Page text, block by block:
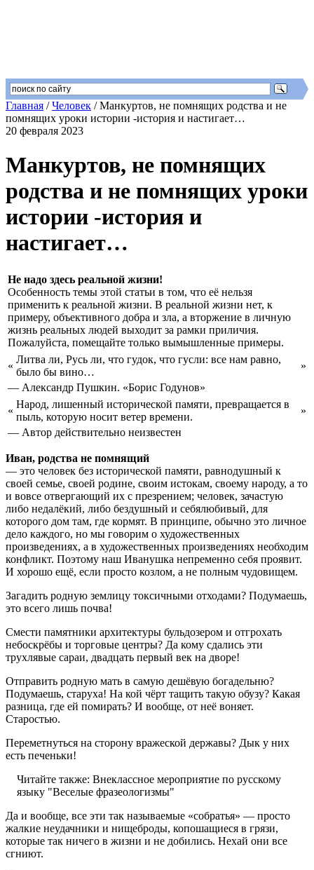
Главная /Человек /Манкуртов, не помнящих родства и не
помнящих уроки истории -история и настигает…
20 февраля 2023
Манкуртов, не помнящих
родства и не помнящих уроки
истории -история и
настигает…
Не надо здесь реальной жизни!
Особенность темы этой статьи в том, что её нельзя
применить к реальной жизни. В реальной жизни нет, к
примеру, объективного добра и зла, а вторжение в личную
жизнь реальных людей выходит за рамки приличия.
Пожалуйста, помещайте только вымышленные примеры.
«
Литва ли, Русь ли, что гудок, что гусли: все нам равно,
было бы вино…
»
— Александр Пушкин. «Борис Годунов»
«
Народ, лишенный исторической памяти, превращается в
пыль, которую носит ветер времени.
»
— Автор действительно неизвестен
Иван, родства не помнящий
— это человек без исторической памяти, равнодушный к
своей семье, своей родине, своим истокам, своему народу, а то
и вовсе отвергающий их с презрением; человек, зачастую
либо недалёкий, либо бездушный и себялюбивый, для
которого дом там, где кормят. В принципе, обычно это личное
дело каждого, но мы говорим о художественных
произведениях, а в художественных произведениях необходим
конфликт. Поэтому наш Иванушка непременно себя проявит.
И хорошо ещё, если просто козлом, а не полным чудовищем.
Загадить родную землицу токсичными отходами? Подумаешь,
это всего лишь почва!
Смести памятники архитектуры бульдозером и отгрохать
небоскрёбы и торговые центры? Да кому сдались эти
трухлявые сараи, двадцать первый век на дворе!
Отправить родную мать в самую дешёвую богадельню?
Подумаешь, старуха! На кой чёрт тащить такую обузу? Какая
разница, где ей помирать? И вообще, от неё воняет.
Старостью.
Переметнуться на сторону вражеской державы? Дык у них
есть печеньки!
Читайте также: Внеклассное мероприятие по русскому
языку "Веселые фразеологизмы"
Да и вообще, все эти так называемые «собратья» — просто
жалкие неудачники и нищеброды, копошащиеся в грязи,
которые так ничего в жизни и не добились. Нехай они все
сгниют.